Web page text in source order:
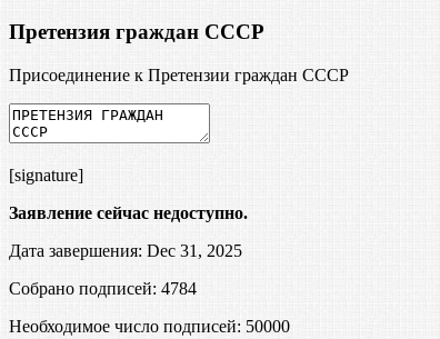
Претензия граждан СССР
Присоединение к Претензии граждан СССР
[signature]
Заявление сейчас недоступно.
Дата завершения: Dec 31, 2025
Собрано подписей: 4784
Необходимое число подписей: 50000